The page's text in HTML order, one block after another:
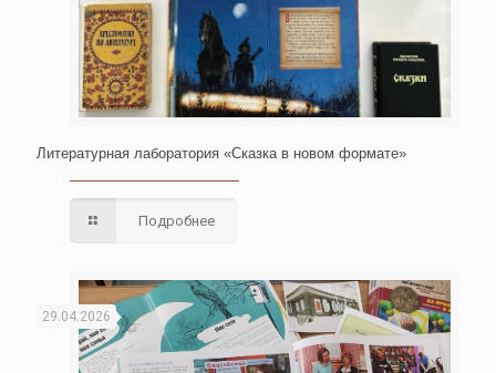
Литературная лаборатория «Сказка в новом формате»
Подробнее
29.04.2026